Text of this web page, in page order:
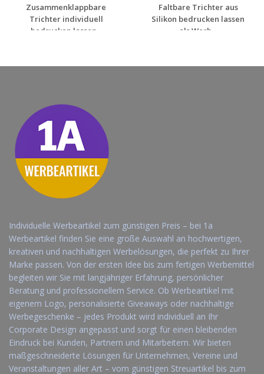
Zusammenklappbare
Trichter individuell
bedrucken lassen...
Faltbare Trichter aus
Silikon bedrucken lassen
als Werb...
Individuelle Werbeartikel zum günstigen Preis – bei 1a
Werbeartikel finden Sie eine große Auswahl an hochwertigen,
kreativen und nachhaltigen Werbelösungen, die perfekt zu Ihrer
Marke passen. Von der ersten Idee bis zum fertigen Werbemittel
begleiten wir Sie mit langjähriger Erfahrung, persönlicher
Beratung und professionellem Service. Ob Werbeartikel mit
eigenem Logo, personalisierte Giveaways oder nachhaltige
Werbegeschenke – jedes Produkt wird individuell an Ihr
Corporate Design angepasst und sorgt für einen bleibenden
Eindruck bei Kunden, Partnern und Mitarbeitern. Wir bieten
maßgeschneiderte Lösungen für Unternehmen, Vereine und
Veranstaltungen aller Art – vom günstigen Streuartikel bis zum